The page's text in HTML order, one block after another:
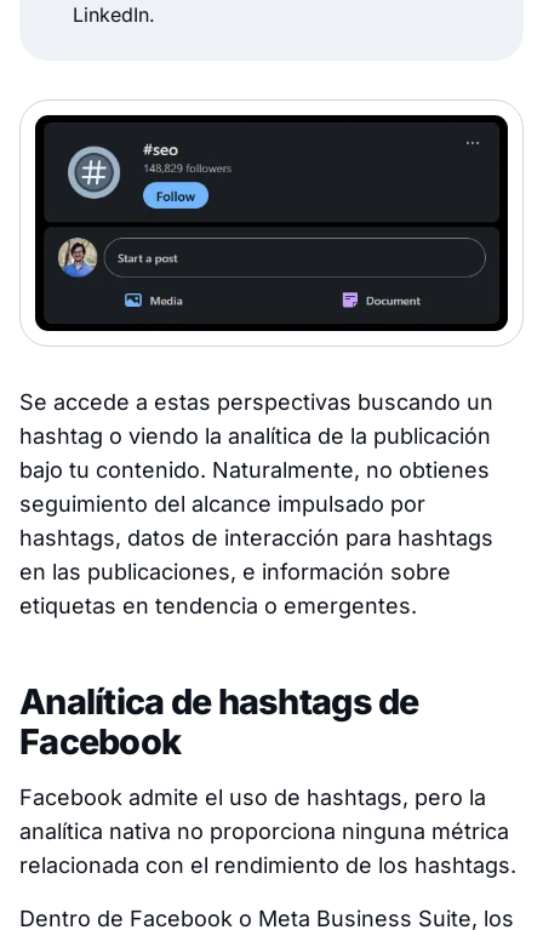
LinkedIn.
Se accede a estas perspectivas buscando un
hashtag o viendo la analítica de la publicación
bajo tu contenido. Naturalmente, no obtienes
seguimiento del alcance impulsado por
hashtags, datos de interacción para hashtags
en las publicaciones, e información sobre
etiquetas en tendencia o emergentes.
Analítica de hashtags de
Facebook
Facebook admite el uso de hashtags, pero la
analítica nativa no proporciona ninguna métrica
relacionada con el rendimiento de los hashtags.
Dentro de Facebook o Meta Business Suite, los